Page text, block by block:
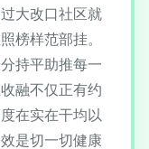
大改口社区就
榜样范部挂。
持平助推每一
融不仅正有约
在实在干均以
是切一切健康